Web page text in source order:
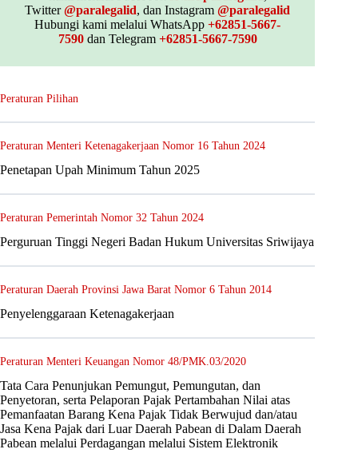
Twitter@paralegalid, dan Instagram@paralegalid
Hubungi kami melalui WhatsApp+62851-5667-
7590dan Telegram +62851-5667-7590
Peraturan Pilihan
Peraturan Menteri Ketenagakerjaan Nomor 16 Tahun 2024
Penetapan Upah Minimum Tahun 2025
Peraturan Pemerintah Nomor 32 Tahun 2024
Perguruan Tinggi Negeri Badan Hukum Universitas Sriwijaya
Peraturan Daerah Provinsi Jawa Barat Nomor 6 Tahun 2014
Penyelenggaraan Ketenagakerjaan
Peraturan Menteri Keuangan Nomor 48/PMK.03/2020
Tata Cara Penunjukan Pemungut, Pemungutan, dan
Penyetoran, serta Pelaporan Pajak Pertambahan Nilai atas
Pemanfaatan Barang Kena Pajak Tidak Berwujud dan/atau
Jasa Kena Pajak dari Luar Daerah Pabean di Dalam Daerah
Pabean melalui Perdagangan melalui Sistem Elektronik